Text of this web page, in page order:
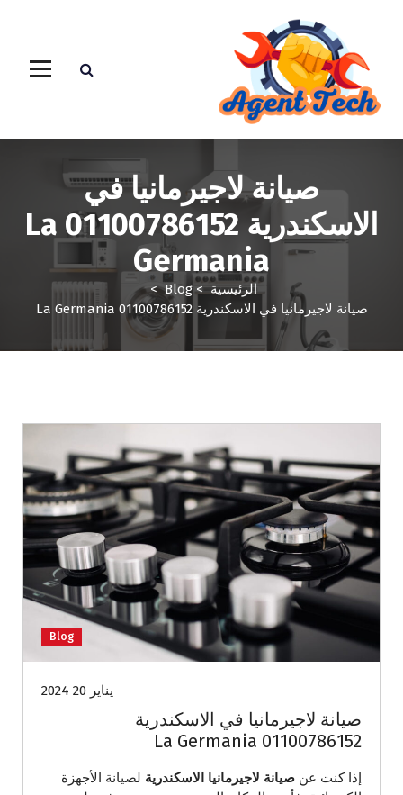
صيانة لاجيرمانيا في
الاسكندرية 01100786152 La
Germania
الرئيسية>
Blog
>
صيانة لاجيرمانيا في الاسكندرية 01100786152 La Germania
Blog
يناير 20 2024
صيانة لاجيرمانيا في الاسكندرية
01100786152 La Germania
إذا كنت عن صيانة لاجيرمانيا الاسكندرية لصيانة الأجهزة